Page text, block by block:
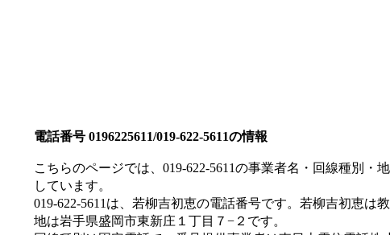
電話番号 0196225611/019-622-5611の情報
こちらのページでは、 019-622-5611の事業者名・回線種別・
しています。
019-622-5611 は、 若柳吉初恵の電話番号です。 若柳吉初恵は
地は岩手県盛岡市東新庄１丁目７−２ です。